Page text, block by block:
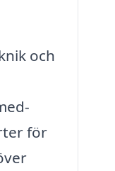
och
för